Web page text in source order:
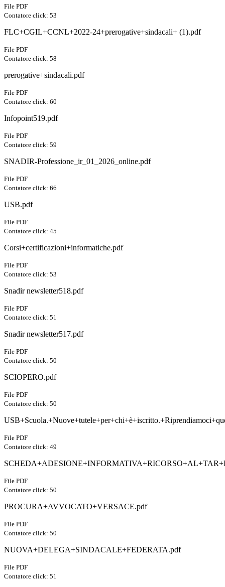
File PDF
Contatore click: 53
FLC+CGIL+CCNL+2022-24+prerogative+sindacali+ (1).pdf
File PDF
Contatore click: 58
prerogative+sindacali.pdf
File PDF
Contatore click: 60
Infopoint519.pdf
File PDF
Contatore click: 59
SNADIR-Professione_ir_01_2026_online.pdf
File PDF
Contatore click: 66
USB.pdf
File PDF
Contatore click: 45
Corsi+certificazioni+informatiche.pdf
File PDF
Contatore click: 53
Snadir newsletter518.pdf
File PDF
Contatore click: 51
Snadir newsletter517.pdf
File PDF
Contatore click: 50
SCIOPERO.pdf
File PDF
Contatore click: 50
File PDF
Contatore click: 49
File PDF
Contatore click: 50
PROCURA+AVVOCATO+VERSACE.pdf
File PDF
Contatore click: 50
NUOVA+DELEGA+SINDACALE+FEDERATA.pdf
File PDF
Contatore click: 51